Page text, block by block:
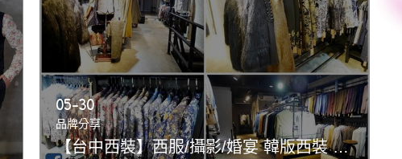
05-30
品牌分享
【台中西裝】西服/攝影/婚宴 韓版西裝 攝影/婚宴/演出/尾牙穿搭